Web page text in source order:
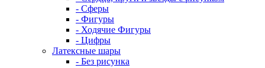
- Сферы
- Фигуры
- Ходячие Фигуры
- Цифры
Латексные шары
- Без рисунка